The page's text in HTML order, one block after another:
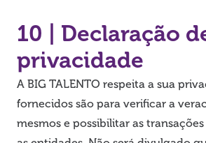
10 | Declaração
privacidade
A BIG TALENTO respeita a sua
fornecidos são para verificar a
mesmos e possibilitar as